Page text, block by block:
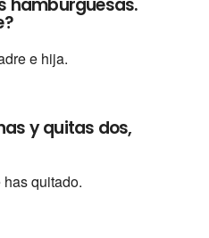
hamburguesas.
e hija.
y quitas dos,
quitado.